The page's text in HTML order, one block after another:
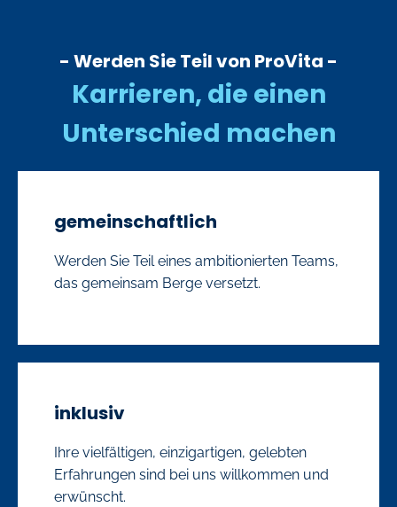
- Werden Sie Teil von ProVita -
Karrieren, die einen
Unterschied machen
gemeinschaftlich
Werden Sie Teil eines ambitionierten Teams,
das gemeinsam Berge versetzt.
inklusiv
Ihre vielfältigen, einzigartigen, gelebten
Erfahrungen sind bei uns willkommen und
erwünscht.